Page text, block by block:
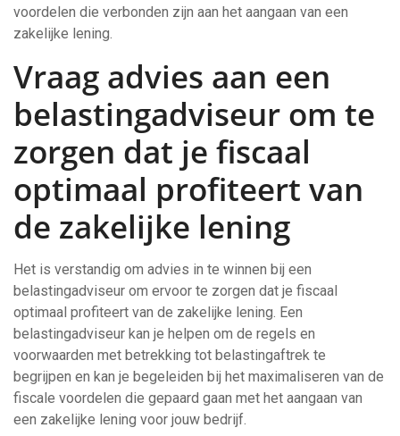
voordelen die verbonden zijn aan het aangaan van een
zakelijke lening.
Vraag advies aan een
belastingadviseur om te
zorgen dat je fiscaal
optimaal profiteert van
de zakelijke lening
Het is verstandig om advies in te winnen bij een
belastingadviseur om ervoor te zorgen dat je fiscaal
optimaal profiteert van de zakelijke lening. Een
belastingadviseur kan je helpen om de regels en
voorwaarden met betrekking tot belastingaftrek te
begrijpen en kan je begeleiden bij het maximaliseren van de
fiscale voordelen die gepaard gaan met het aangaan van
een zakelijke lening voor jouw bedrijf.